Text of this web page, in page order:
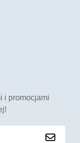
i promocjami